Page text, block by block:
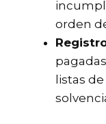
orden
listas